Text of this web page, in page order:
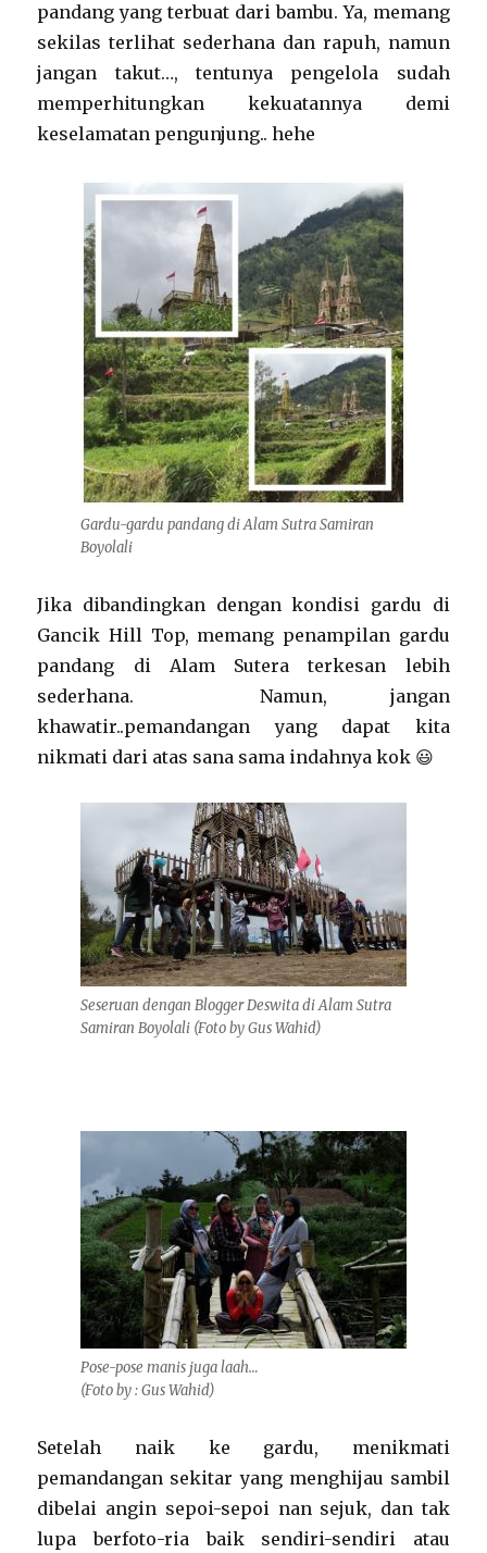
pandang yang terbuat dari bambu. Ya, memang
sekilas terlihat sederhana dan rapuh, namun
jangan takut…, tentunya pengelola sudah
memperhitungkan kekuatannya demi
keselamatan pengunjung.. hehe
Gardu-gardu pandang di Alam Sutra Samiran
Boyolali
Jika dibandingkan dengan kondisi gardu di
Gancik Hill Top, memang penampilan gardu
pandang di Alam Sutera terkesan lebih
sederhana. Namun, jangan
khawatir..pemandangan yang dapat kita
nikmati dari atas sana sama indahnya kok 😃
Seseruan dengan Blogger Deswita di Alam Sutra
Samiran Boyolali (Foto by Gus Wahid)
Pose-pose manis juga laah…
(Foto by : Gus Wahid)
Setelah naik ke gardu, menikmati
pemandangan sekitar yang menghijau sambil
dibelai angin sepoi-sepoi nan sejuk, dan tak
lupa berfoto-ria baik sendiri-sendiri atau